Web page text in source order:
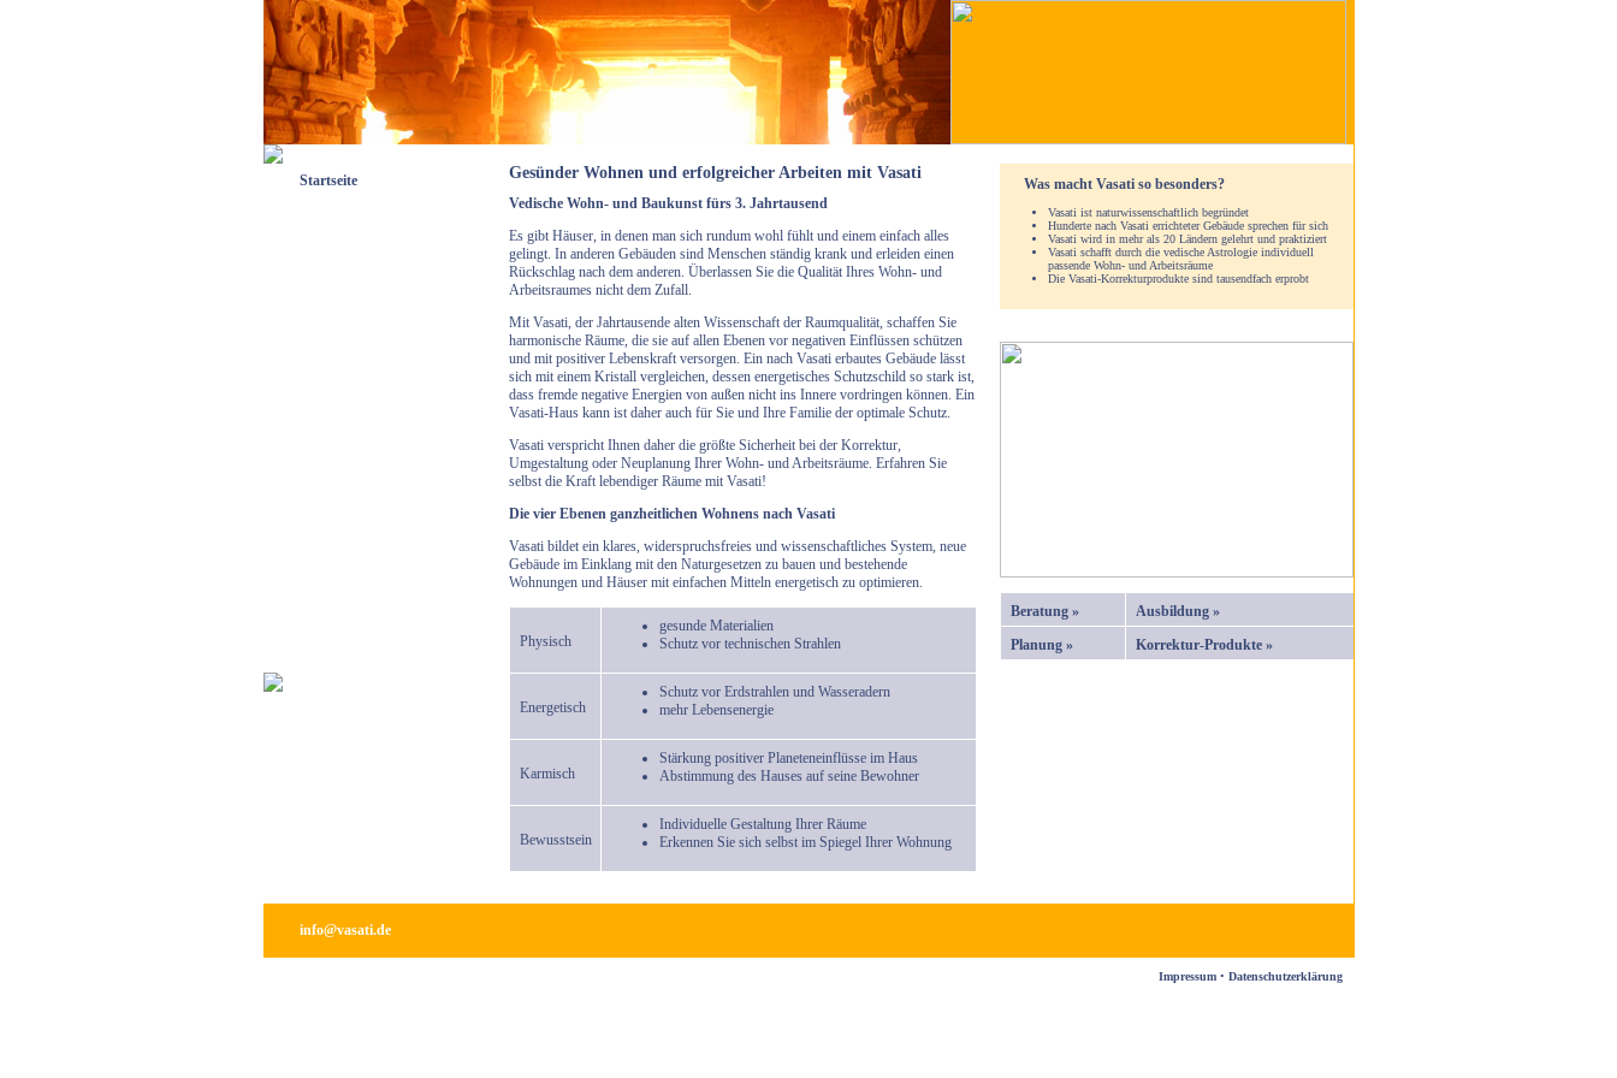
Startseite Gesünder Wohnen und erfolgreicher Arbeiten mit Vasati
Vedische Wohn- und Baukunst fürs 3. Jahrtausend
Es gibt Häuser, in denen man sich rundum wohl fühlt und einem einfach alles
gelingt. In anderen Gebäuden sind Menschen ständig krank und erleiden einen
Rückschlag nach dem anderen. Überlassen Sie die Qualität Ihres Wohn- und
Arbeitsraumes nicht dem Zufall.
Mit Vasati, der Jahrtausende alten Wissenschaft der Raumqualität, schaffen Sie
harmonische Räume, die sie auf allen Ebenen vor negativen Einflüssen schützen
und mit positiver Lebenskraft versorgen. Ein nach Vasati erbautes Gebäude lässt
sich mit einem Kristall vergleichen, dessen energetisches Schutzschild so stark ist,
dass fremde negative Energien von außen nicht ins Innere vordringen können. Ein
Vasati-Haus kann ist daher auch für Sie und Ihre Familie der optimale Schutz.
Vasati verspricht Ihnen daher die größte Sicherheit bei der Korrektur,
Umgestaltung oder Neuplanung Ihrer Wohn- und Arbeitsräume. Erfahren Sie
selbst die Kraft lebendiger Räume mit Vasati!
Die vier Ebenen ganzheitlichen Wohnens nach Vasati
Vasati bildet ein klares, widerspruchsfreies und wissenschaftliches System, neue
Gebäude im Einklang mit den Naturgesetzen zu bauen und bestehende
Wohnungen und Häuser mit einfachen Mitteln energetisch zu optimieren.
Physisch
gesunde Materialien
Schutz vor technischen Strahlen
Energetisch
Schutz vor Erdstrahlen und Wasseradern
mehr Lebensenergie
Karmisch
Stärkung positiver Planeteneinflüsse im Haus
Abstimmung des Hauses auf seine Bewohner
Bewusstsein
Individuelle Gestaltung Ihrer Räume
Erkennen Sie sich selbst im Spiegel Ihrer Wohnung
Was macht Vasati so besonders?
Vasati ist naturwissenschaftlich begründet
Hunderte nach Vasati errichteter Gebäude sprechen für sich
Vasati wird in mehr als 20 Ländern gelehrt und praktiziert
Vasati schafft durch die vedische Astrologie individuell
passende Wohn- und Arbeitsräume
Die Vasati-Korrekturprodukte sind tausendfach erprobt
Beratung »
Ausbildung »
Planung »
Korrektur-Produkte »
info@vasati.de
Impressum• Datenschutzerklärung